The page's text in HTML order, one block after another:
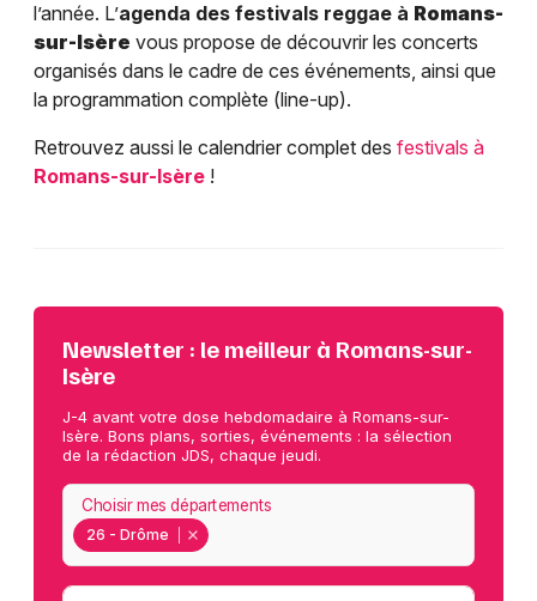
l’année. L’agenda des festivals reggae à Romans-
sur-Isère vous propose de découvrir les concerts
organisés dans le cadre de ces événements, ainsi que
la programmation complète (line-up).
Retrouvez aussi le calendrier complet des festivals à
Romans-sur-Isère !
Newsletter : le meilleur à Romans-sur-
Isère
J-4 avant votre dose hebdomadaire à Romans-sur-
Isère. Bons plans, sorties, événements : la sélection
de la rédaction JDS, chaque jeudi.
26 - Drôme
Choisir mes départements